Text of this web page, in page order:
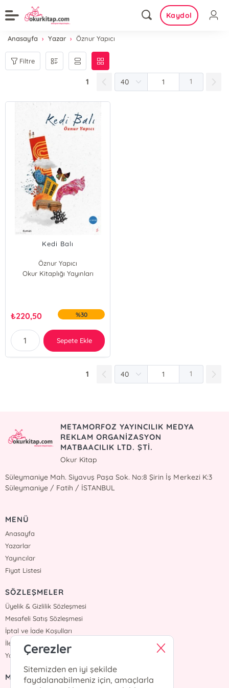
Kaydol
Anasayfa Yazar Öznur Yapıcı
Filtre
1 1
Kedi Balı
Öznur Yapıcı
Okur Kitaplığı Yayınları
₺220,50 %30
Sepete Ekle
1 1
METAMORFOZ YAYINCILIK MEDYA
REKLAM ORGANİZASYON
MATBAACILIK LTD. ŞTİ.
Okur Kitap
Süleymaniye Mah. Siyavuş Paşa Sok. No:8 Şirin İş Merkezi K:3
Süleymaniye / Fatih / İSTANBUL
MENÜ
Anasayfa
Yazarlar
Yayıncılar
Fiyat Listesi
SÖZLEŞMELER
Üyelik & Gizlilik Sözleşmesi
Mesafeli Satış Sözleşmesi
İptal ve İade Koşulları
İletişim
Yardım
MÜŞTERİ HİZMETLERİ
Çerezler
Sitemizden en iyi şekilde
faydalanabilmeniz için, amaçlarla